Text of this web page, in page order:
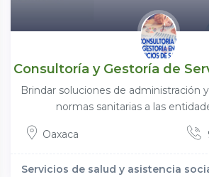
Consultoría y Gestoría de
Brindar soluciones de administración
normas sanitarias a las
Oaxaca
Servicios de salud y asistencia